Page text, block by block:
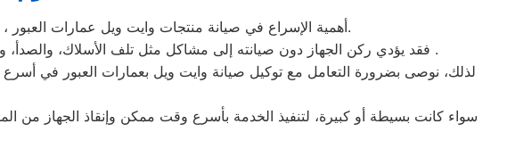
أهمية الإسراع في صيانة منتجات وايت ويل عمارات العبور ، حتى يتم تجنب الكثير من المشاكل التي قد تحدث بسبب عدم صيانة الجهاز بشكل دوري وصحيح.
فقد يؤدي ركن الجهاز دون صيانته إلى مشاكل مثل تلف الأسلاك، والصدأ، عمارات العبور .
لذلك، نوصى بضرورة التعامل مع توكيل صيانة وايت ويل بعمارات العبور في
سواء كانت بسيطة أو كبيرة، لتنفيذ الخدمة بأسرع وقت ممكن وإنقاذ الجهاز من